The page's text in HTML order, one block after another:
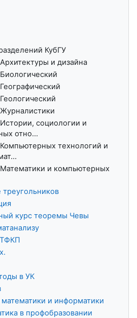
КубГУ
и дизайна
социологии и
отно...
технологий и
и компьютерных
курс теоремы Чевы
в УК
и информатики
в профобразовании